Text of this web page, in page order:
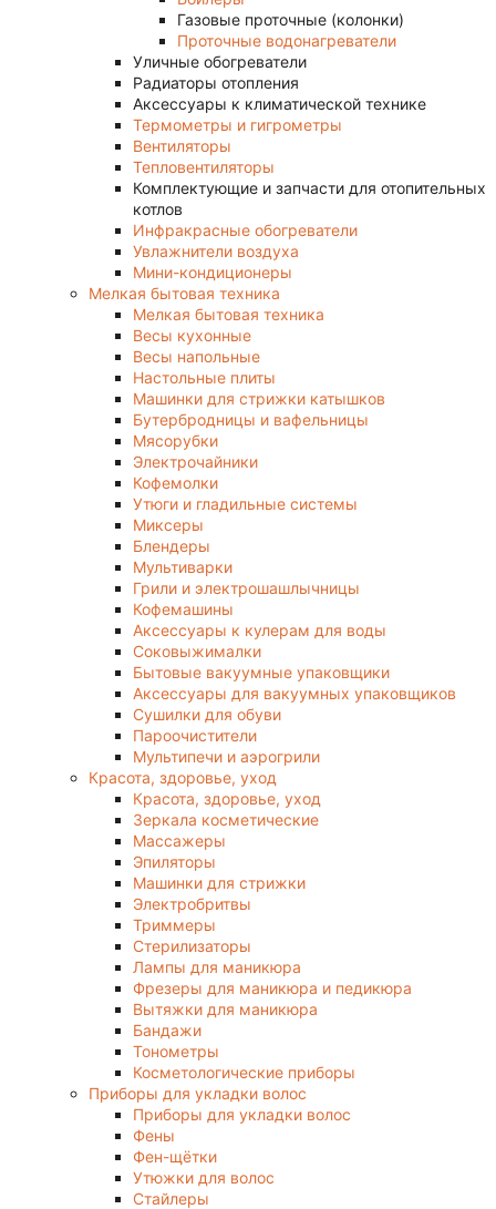
Газовые проточные (колонки)
Проточные водонагреватели
Уличные обогреватели
Радиаторы отопления
Аксессуары к климатической технике
Термометры и гигрометры
Вентиляторы
Тепловентиляторы
Комплектующие и запчасти для отопительных
котлов
Инфракрасные обогреватели
Увлажнители воздуха
Мини-кондиционеры
Мелкая бытовая техника
Мелкая бытовая техника
Весы кухонные
Весы напольные
Настольные плиты
Машинки для стрижки катышков
Бутербродницы и вафельницы
Мясорубки
Электрочайники
Кофемолки
Утюги и гладильные системы
Миксеры
Блендеры
Мультиварки
Грили и электрошашлычницы
Кофемашины
Аксессуары к кулерам для воды
Соковыжималки
Бытовые вакуумные упаковщики
Аксессуары для вакуумных упаковщиков
Сушилки для обуви
Пароочистители
Мультипечи и аэрогрили
Красота, здоровье, уход
Красота, здоровье, уход
Зеркала косметические
Массажеры
Эпиляторы
Машинки для стрижки
Электробритвы
Триммеры
Стерилизаторы
Лампы для маникюра
Фрезеры для маникюра и педикюра
Вытяжки для маникюра
Бандажи
Тонометры
Косметологические приборы
Приборы для укладки волос
Приборы для укладки волос
Фены
Фен-щётки
Утюжки для волос
Стайлеры